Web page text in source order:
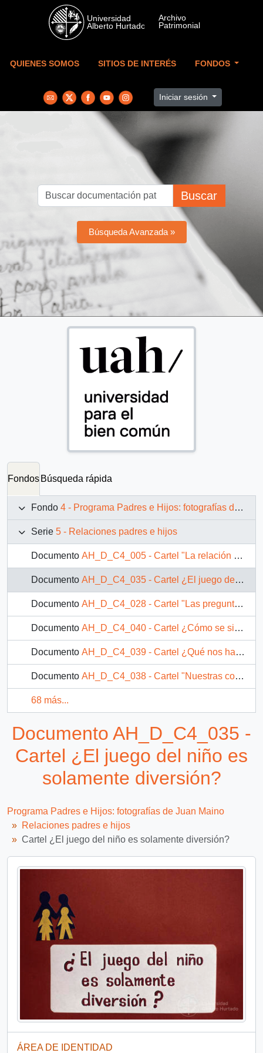
Skip to main content
QUIENES SOMOS SITIOS DE INTERÉS FONDOS
Iniciar sesión
Buscar
Búsqueda Avanzada »
Fondos Búsqueda rápida
Fondo 4 - Programa Padres e Hijos: fotografías de Juan Maino
Serie 5 - Relaciones padres e hijos
Documento AH_D_C4_005 - Cartel "La relación padres-hijos"
Documento AH_D_C4_035 - Cartel ¿El juego del niño es solamente diversión?
Documento AH_D_C4_028 - Cartel "Las preguntas del niño"
Documento AH_D_C4_040 - Cartel ¿Cómo se siente apreciado el niño?
Documento AH_D_C4_039 - Cartel ¿Qué nos hace sentirnos apreciados?
Documento AH_D_C4_038 - Cartel "Nuestras conclusiones finales"
68 más...
Documento AH_D_C4_035 -
Cartel ¿El juego del niño es
solamente diversión?
Programa Padres e Hijos: fotografías de Juan Maino
Relaciones padres e hijos
Cartel ¿El juego del niño es solamente diversión?
ÁREA DE IDENTIDAD